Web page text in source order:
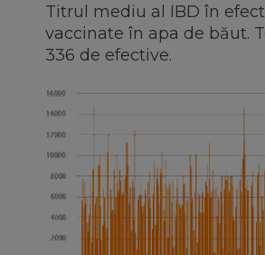
Titrul mediu al IBD în
vaccinate în apa de băut.
336 de efective.